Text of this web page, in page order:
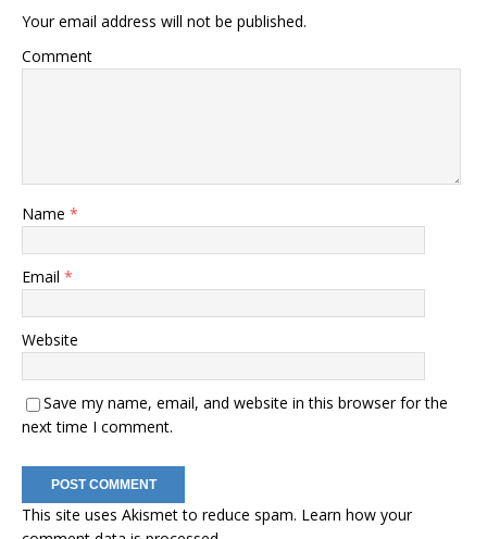
Your email address will not be published.
Comment
Name *
Email *
Website
Save my name, email, and website in this browser for the
next time I comment.
This site uses Akismet to reduce spam. Learn how your